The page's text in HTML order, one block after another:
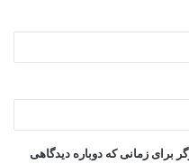
برای زمانی که دوباره دیدگاهی